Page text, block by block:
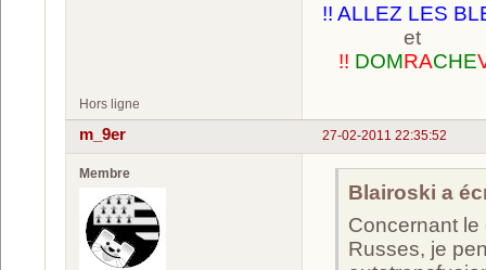
!! ALLEZ LES
et
!! DOMRACHE
Hors ligne
27-02-2011 22:35:52
m_9er
Membre
Blairoski a
Concernant
Russes, je